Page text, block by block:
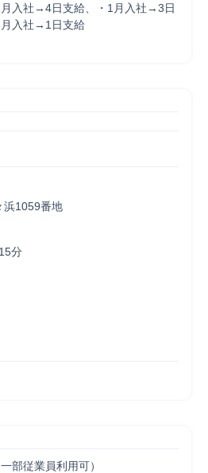
入社→4日支給、・1月入社→3日
入社→1日支給
浜1059番地
分
部従業員利用可）